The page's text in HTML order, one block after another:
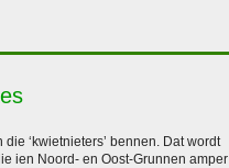
‘kwietnieters’ bennen. Dat wordt
ien Noord- en Oost-Grunnen amper